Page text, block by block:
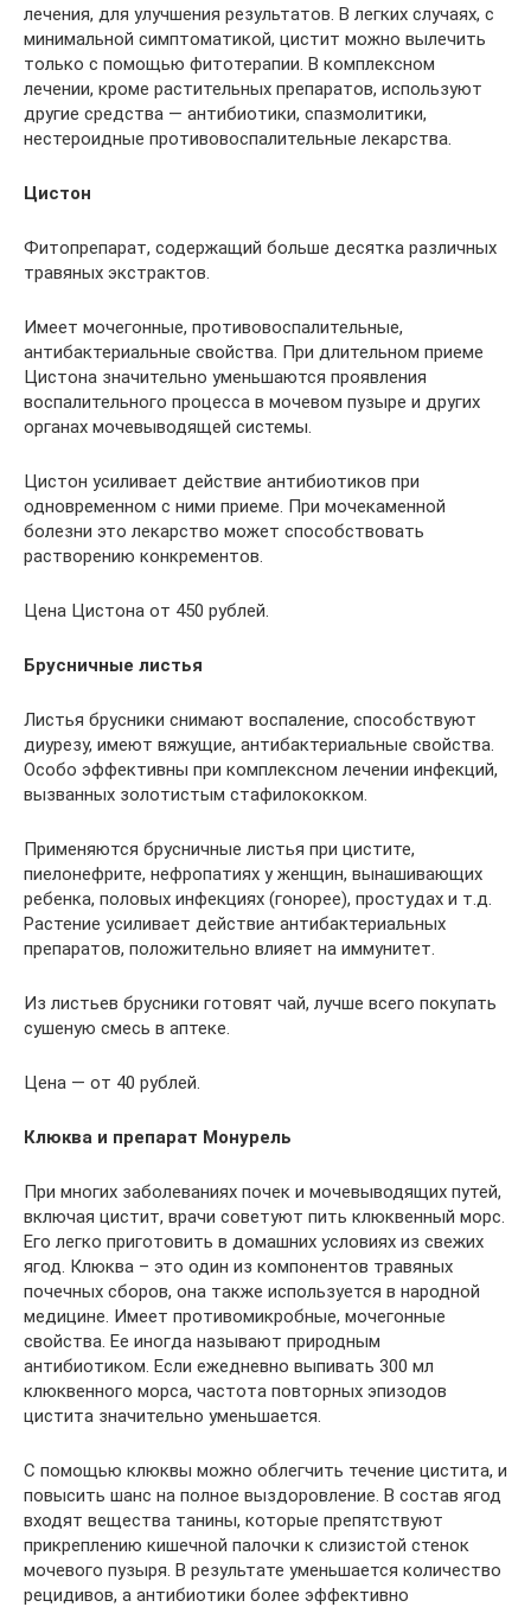
лечения, для улучшения результатов. В легких случаях, с
минимальной симптоматикой, цистит можно вылечить
только с помощью фитотерапии. В комплексном
лечении, кроме растительных препаратов, используют
другие средства — антибиотики, спазмолитики,
нестероидные противовоспалительные лекарства.
Цистон
Фитопрепарат, содержащий больше десятка различных
травяных экстрактов.
Имеет мочегонные, противовоспалительные,
антибактериальные свойства. При длительном приеме
Цистона значительно уменьшаются проявления
воспалительного процесса в мочевом пузыре и других
органах мочевыводящей системы.
Цистон усиливает действие антибиотиков при
одновременном с ними приеме. При мочекаменной
болезни это лекарство может способствовать
растворению конкрементов.
Цена Цистона от 450 рублей.
Брусничные листья
Листья брусники снимают воспаление, способствуют
диурезу, имеют вяжущие, антибактериальные свойства.
Особо эффективны при комплексном лечении инфекций,
вызванных золотистым стафилококком.
Применяются брусничные листья при цистите,
пиелонефрите, нефропатиях у женщин, вынашивающих
ребенка, половых инфекциях (гонорее), простудах и т.д.
Растение усиливает действие антибактериальных
препаратов, положительно влияет на иммунитет.
Из листьев брусники готовят чай, лучше всего покупать
сушеную смесь в аптеке.
Цена — от 40 рублей.
Клюква и препарат Монурель
При многих заболеваниях почек и мочевыводящих путей,
включая цистит, врачи советуют пить клюквенный морс.
Его легко приготовить в домашних условиях из свежих
ягод. Клюква – это один из компонентов травяных
почечных сборов, она также используется в народной
медицине. Имеет противомикробные, мочегонные
свойства. Ее иногда называют природным
антибиотиком. Если ежедневно выпивать 300 мл
клюквенного морса, частота повторных эпизодов
цистита значительно уменьшается.
С помощью клюквы можно облегчить течение цистита, и
повысить шанс на полное выздоровление. В состав ягод
входят вещества танины, которые препятствуют
прикреплению кишечной палочки к слизистой стенок
мочевого пузыря. В результате уменьшается количество
рецидивов, а антибиотики более эффективно